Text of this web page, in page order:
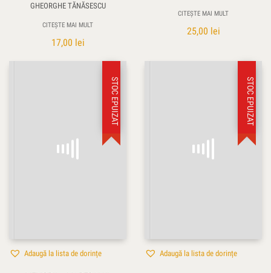
GHEORGHE TĂNĂSESCU
CITEȘTE MAI MULT
17,00 lei
CITEȘTE MAI MULT
25,00 lei
STOC EPUIZAT
Adaugă la lista de dorințe
STOC EPUIZAT
Adaugă la lista de dorințe